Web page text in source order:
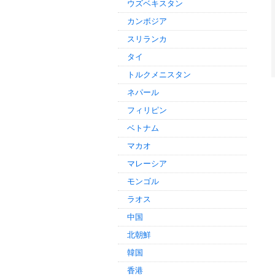
ウズベキスタン
カンボジア
スリランカ
タイ
トルクメニスタン
ネパール
フィリピン
ベトナム
マカオ
マレーシア
モンゴル
ラオス
中国
北朝鮮
韓国
香港